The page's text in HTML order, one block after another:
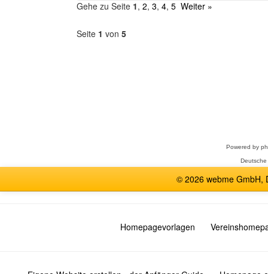
Gehe zu Seite 1, 2, 3, 4, 5 Weiter »
Seite 1 von 5
Powered by
© 2026 webme GmbH,
Homepagevorlagen